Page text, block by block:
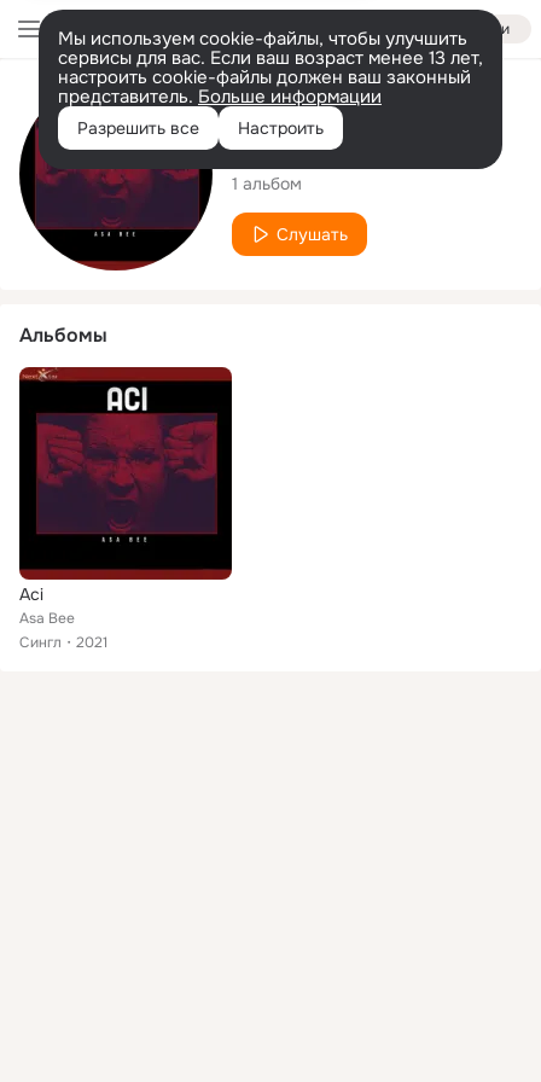
Войти
Мы используем cookie-файлы, чтобы улучшить
сервисы для вас. Если ваш возраст менее 13 лет,
настроить cookie-файлы должен ваш законный
представитель. Больше информации
Разрешить все Настроить
Исполнитель
Asa Bee
1 альбом
Слушать
Альбомы
Aci
Asa Bee
Сингл
2021